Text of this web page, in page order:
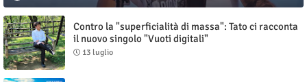
Contro la "superficialità di massa": Tato ci racconta
il nuovo singolo "Vuoti digitali"
13 luglio